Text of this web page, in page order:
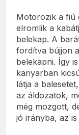
Motorozik a fiú
elromlik a
belekap. A
fordítva bújjon
belekapni. Így
kanyarban
látja a
az áldozatok,
még mozgott,
jó irányba, az